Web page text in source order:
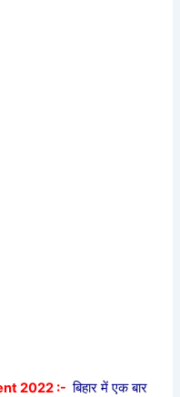
2022 :- बिहार में एक बार